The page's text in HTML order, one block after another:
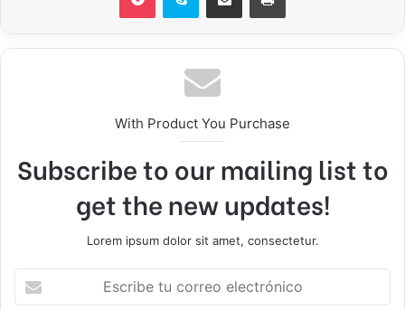
With Product You Purchase
Subscribe to our mailing list to
get the new updates!
Lorem ipsum dolor sit amet, consectetur.